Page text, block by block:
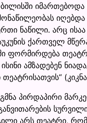
იმართებოდა
ნაწილი. არც ისაა
ქართველ
ფორმირდება
ამზადებენ
პირდაპირი
არს თეატრი,